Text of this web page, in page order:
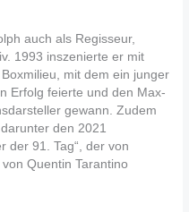
auch als Regisseur,
1993 inszenierte er mit
mit dem ein junger
Erfolg feierte und den Max-
gewann. Zudem
den 2021
der 91. Tag“, der von
Quentin Tarantino